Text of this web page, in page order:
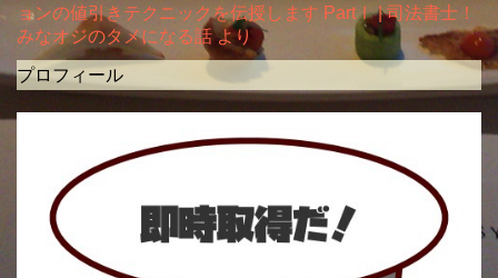
ョンの値引きテクニックを伝授します PartⅠ | 司法書士！
みなオジのタメになる話より
プロフィール